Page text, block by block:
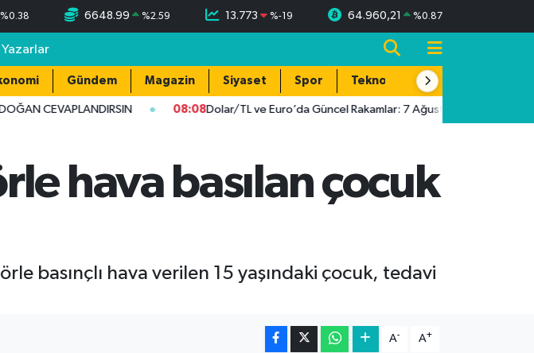
%0.38 6648.99 %2.59 13.773 %-19 64.960,21 %0.87
Yazarlar
Gündem Magazin Siyaset Spor Teknoloji
CEVAPLANDIRSIN 08:08Dolar/TL ve Euro’da Güncel Rakamlar: 7 Ağustos 2026 Döviz
hava basılan çocuk
basınçlı hava verilen 15 yaşındaki çocuk, tedavi
A- A+